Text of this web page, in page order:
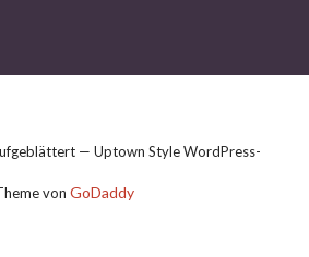
— Uptown Style WordPress-
von GoDaddy